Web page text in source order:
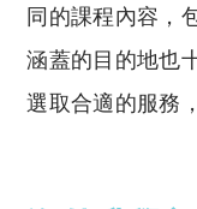
同的課程內容，
涵蓋的目的地也
選取合適的服務